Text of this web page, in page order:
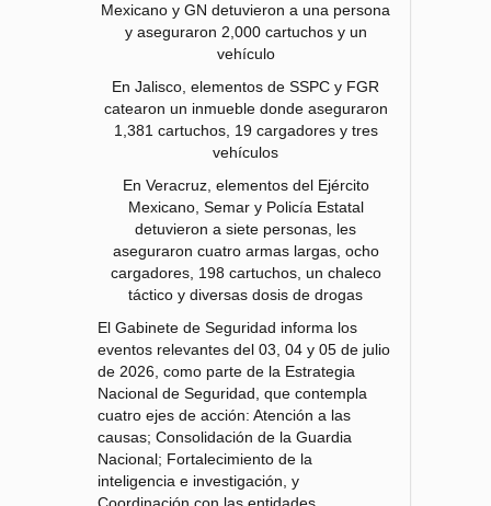
Mexicano y GN detuvieron a una persona
y aseguraron 2,000 cartuchos y un
vehículo
En Jalisco, elementos de SSPC y FGR
catearon un inmueble donde aseguraron
1,381 cartuchos, 19 cargadores y tres
vehículos
En Veracruz, elementos del Ejército
Mexicano, Semar y Policía Estatal
detuvieron a siete personas, les
aseguraron cuatro armas largas, ocho
cargadores, 198 cartuchos, un chaleco
táctico y diversas dosis de drogas
El Gabinete de Seguridad informa los
eventos relevantes del 03, 04 y 05 de julio
de 2026, como parte de la Estrategia
Nacional de Seguridad, que contempla
cuatro ejes de acción: Atención a las
causas; Consolidación de la Guardia
Nacional; Fortalecimiento de la
inteligencia e investigación, y